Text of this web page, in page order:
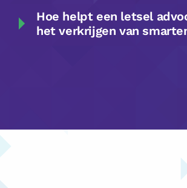
Hoe helpt een letsel
het verkrijgen van